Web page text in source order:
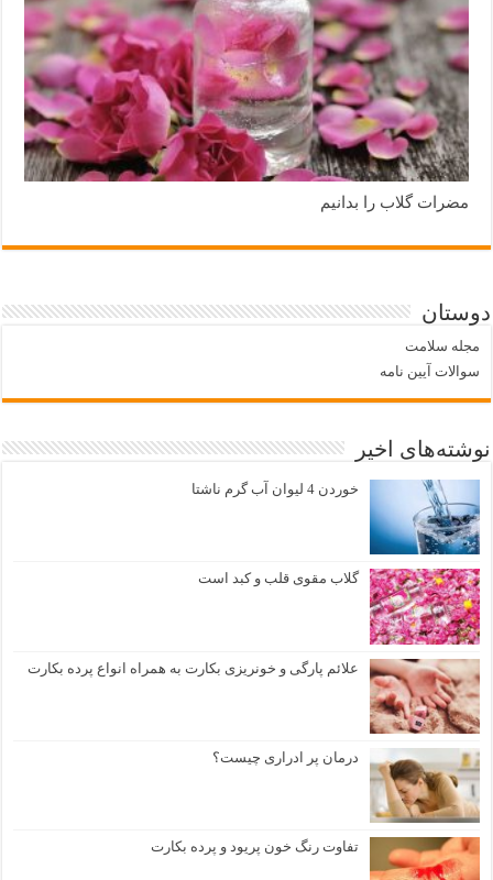
مضرات گلاب را بدانیم
دوستان
مجله سلامت
سوالات آیین نامه
نوشته‌های اخیر
خوردن 4 لیوان آب گرم ناشتا
گلاب مقوی قلب و کبد است
علائم پارگی و خونریزی بکارت به همراه انواع پرده بکارت
درمان پر ادراری چیست؟
تفاوت رنگ خون پریود و پرده بکارت